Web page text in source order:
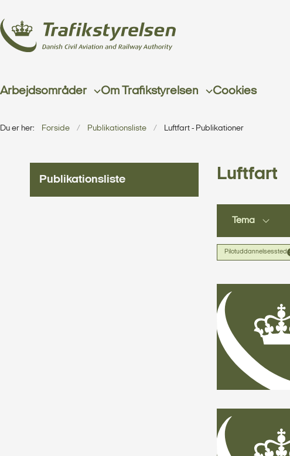
Arbejdsområder Om Trafikstyrelsen Cookies
Du er her: Forside Publikationsliste Luftfart - Publikationer
Publikationsliste Luftfart
Tema
Pilotuddannelsessted